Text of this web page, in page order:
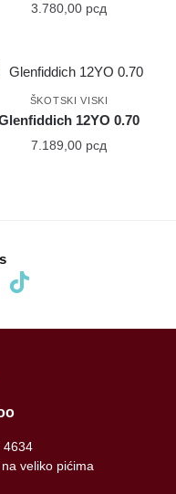
3.780,00 рсд
ŠKOTSKI VISKI
12YO 0.70
7.189,00 рсд
tiktok
4634
veliko pićima